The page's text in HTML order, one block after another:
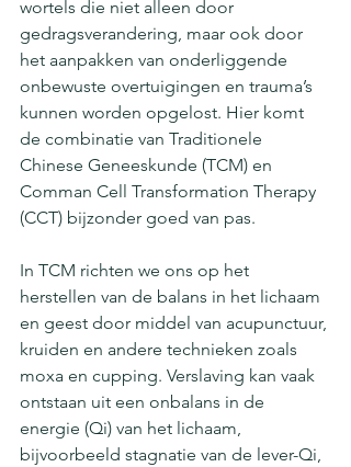
wortels die niet alleen door
gedragsverandering, maar ook door
het aanpakken van onderliggende
onbewuste overtuigingen en trauma’s
kunnen worden opgelost. Hier komt
de combinatie van Traditionele
Chinese Geneeskunde (TCM) en
Comman Cell Transformation Therapy
(CCT) bijzonder goed van pas.
In TCM richten we ons op het
herstellen van de balans in het lichaam
en geest door middel van acupunctuur,
kruiden en andere technieken zoals
moxa en cupping. Verslaving kan vaak
ontstaan uit een onbalans in de
energie (Qi) van het lichaam,
bijvoorbeeld stagnatie van de lever-Qi,